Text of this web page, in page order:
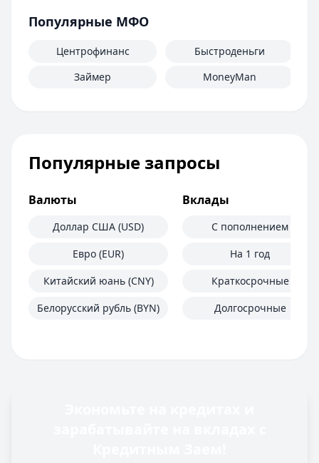
Популярные МФО
Центрофинанс
Займер
Быстроденьги
MoneyMan
Популярные запросы
Валюты
Доллар США (USD)
Евро (EUR)
Китайский юань (CNY)
Белорусский рубль (BYN)
Вклады
С пополнением
На 1 год
Краткосрочные
Долгосрочные